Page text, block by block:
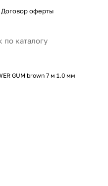
Договор оферты
GUM brown 7 м 1.0 мм